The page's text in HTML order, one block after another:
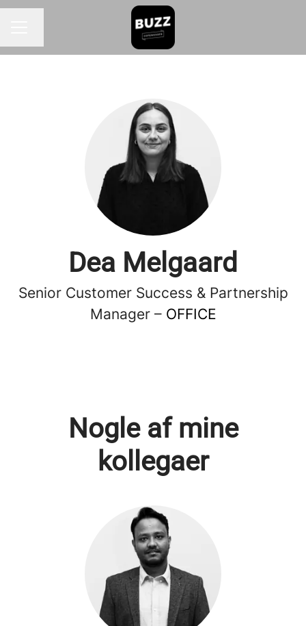
Dea Melgaard
Senior Customer Success & Partnership
Manager – OFFICE
Nogle af mine
kollegaer